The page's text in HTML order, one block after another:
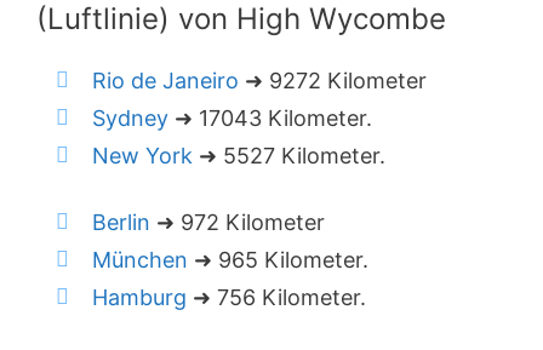
(Luftlinie) von High Wycombe
Rio de Janeiro ➜ 9272 Kilometer
Sydney ➜ 17043 Kilometer.
New York ➜ 5527 Kilometer.
Berlin ➜ 972 Kilometer
München ➜ 965 Kilometer.
Hamburg ➜ 756 Kilometer.